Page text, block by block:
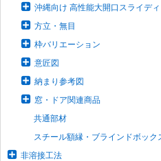
沖縄向け 高性能大開口スライデ
方立・無目
枠バリエーション
意匠図
納まり参考図
窓・ドア関連商品
共通部材
スチール額縁・ブラインドボック
非溶接工法